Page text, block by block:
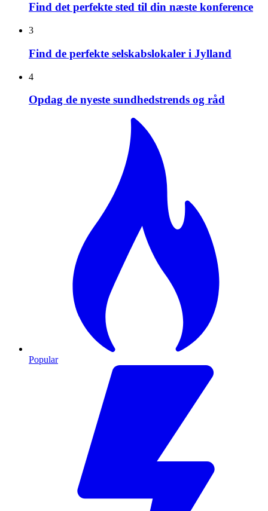
Find det perfekte sted til din næste konference
3
Find de perfekte selskabslokaler i Jylland
4
Opdag de nyeste sundhedstrends og råd
Popular